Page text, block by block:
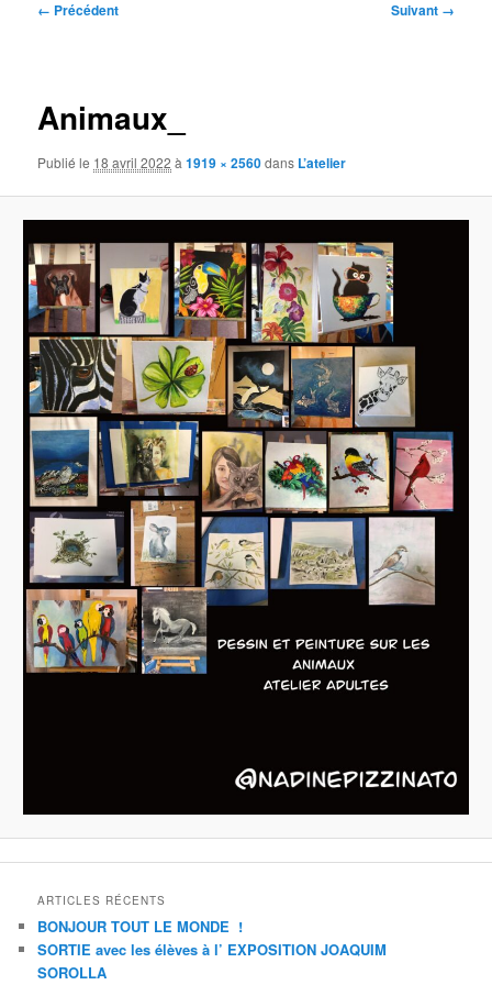
Navigation
← Précédent Suivant →
Animaux_
Publié le 18 avril 2022 à1919 × 2560dans L’atelier
ARTICLES RÉCENTS
BONJOUR TOUT LE MONDE !
SORTIE avec les élèves à l’ EXPOSITION JOAQUIM
SOROLLA